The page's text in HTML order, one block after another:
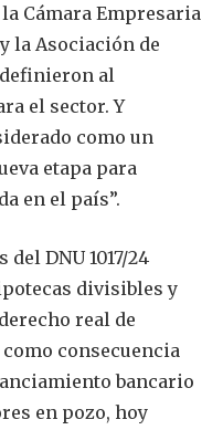
Cámara Empresaria
la Asociación de
al
el sector. Y
como un
etapa para
en el país”.
DNU 1017/24
divisibles y
real de
consecuencia
bancario
en pozo, hoy